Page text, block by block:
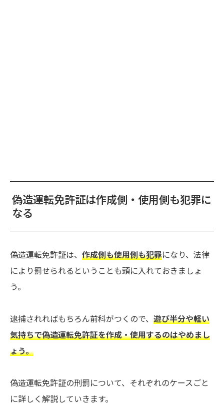
偽造運転免許証は作成側・使用側も犯罪に
なる
偽造運転免許証は、 作成側も使用側も犯罪になり、法律
により罰せられるということも頭に入れておきましょ
う。
逮捕されればもちろん前科がつくので、 遊び半分や軽い
気持ちで偽造運転免許証を作成・使用するのはやめまし
ょう。
偽造運転免許証の刑罰について、それぞれのケースごと
に詳しく解説していきます。